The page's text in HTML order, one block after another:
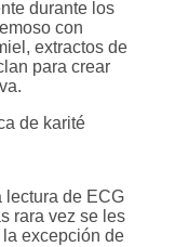
durante los
con
extractos de
para crear
de karité
lectura de ECG
rara vez se les
excepción de